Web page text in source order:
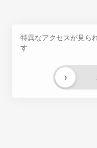
特異なアクセスが見ら
す
›